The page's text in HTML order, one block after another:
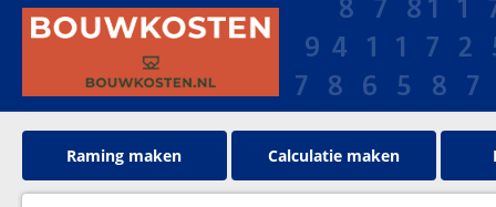
Raming maken Calculatie maken